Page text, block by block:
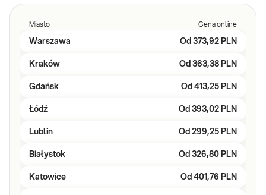
Miasto Cena online
Warszawa Od 373,92 PLN
Kraków Od 363,38 PLN
Gdańsk Od 413,25 PLN
Łódź Od 393,02 PLN
Lublin Od 299,25 PLN
Białystok Od 326,80 PLN
Katowice Od 401,76 PLN